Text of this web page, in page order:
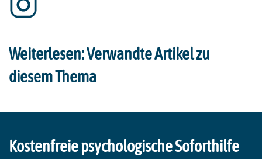
Weiterlesen: Verwandte Artikel zu
diesem Thema
Kostenfreie psychologische Soforthilfe